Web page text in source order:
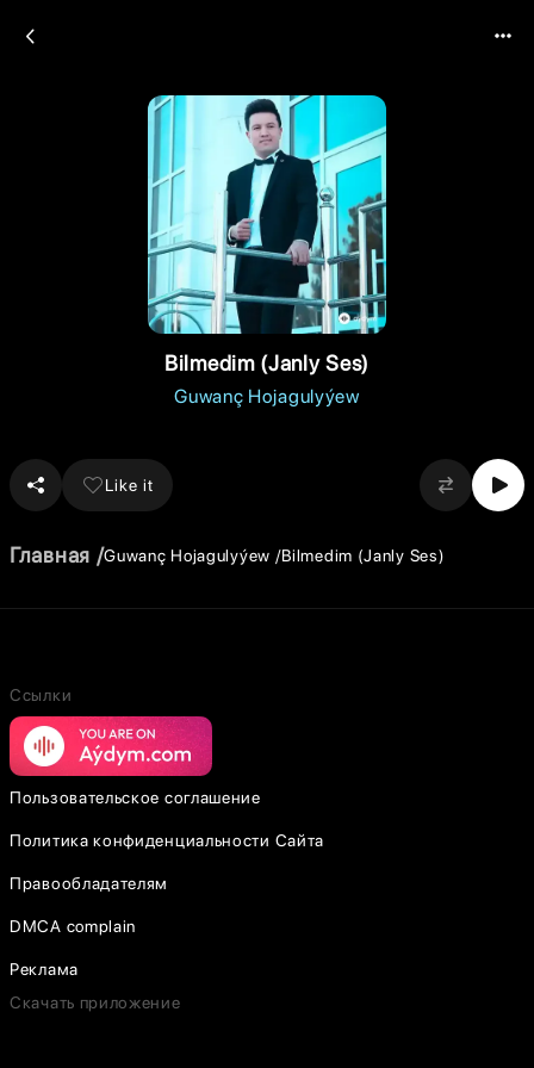
Bilmedim (Janly Ses)
Guwanç Hojagulyýew
Like it
Главная Guwanç Hojagulyýew Bilmedim (Janly Ses)
Ссылки
Пользовательское соглашение
Политика конфиденциальности Сайта
Правообладателям
DMCA complain
Реклама
Скачать приложение